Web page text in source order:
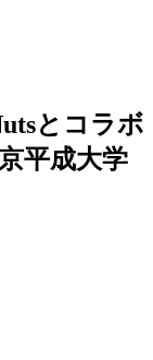
とコラボ
平成大学